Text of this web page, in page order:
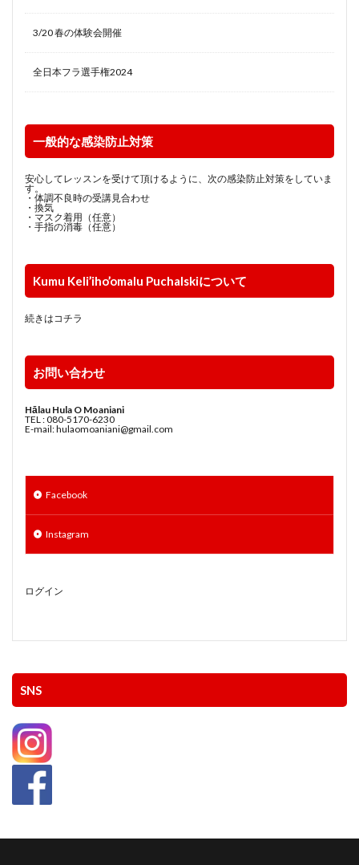
3/20 春の体験会開催
全日本フラ選手権2024
一般的な感染防止対策
安心してレッスンを受けて頂けるように、次の感染防止対策をしていま
す。
・体調不良時の受講見合わせ
・換気
・マスク着用（任意）
・手指の消毒（任意）
Kumu Keli’iho’omalu Puchalskiについて
続きはコチラ
お問い合わせ
Hālau Hula O Moaniani
TEL : 080-5170-6230
E-mail: hulaomoaniani@gmail.com
Facebook
Instagram
ログイン
SNS